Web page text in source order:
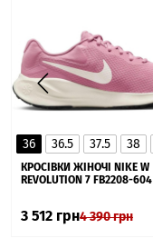
36 36.5 37.5 38
КРОСІВКИ ЖІНОЧІ NIKE W
REVOLUTION 7 FB2208-604
3 512 грн4 390грн